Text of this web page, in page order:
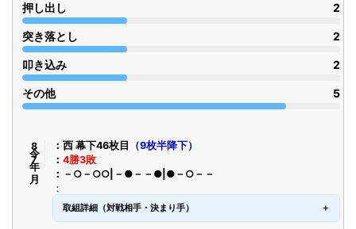
押し出し 2
突き落とし 2
叩き込み 2
その他 5
令8年7月 西 幕下46枚目
（9枚半降下）
4勝3敗
－○－○○|－●－－●|●－○－－
取組詳細（対戦相手・決まり手）